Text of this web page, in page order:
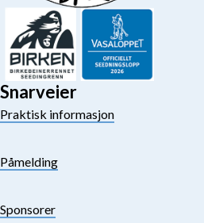
Snarveier
Praktisk informasjon
Påmelding
Sponsorer